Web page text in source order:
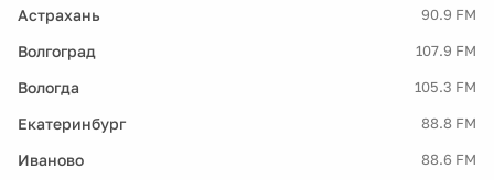
Астрахань 90.9 FM
Волгоград 107.9 FM
Вологда 105.3 FM
Екатеринбург 88.8 FM
Иваново 88.6 FM